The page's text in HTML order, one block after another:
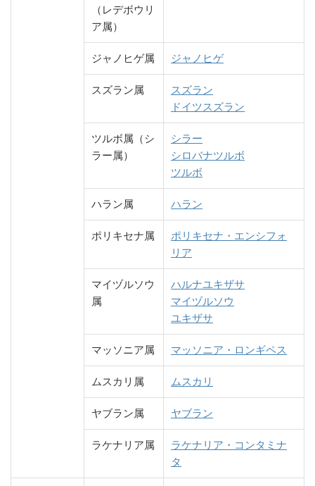
（レデボウリ
ア属）
ジャノヒゲ属 ジャノヒゲ
スズラン属
スズラン
ドイツスズラン
ツルボ属（シ
ラー属）
シラー
シロバナツルボ
ツルボ
ハラン属 ハラン
ポリキセナ属
ポリキセナ・エンシフォ
リア
マイヅルソウ
属
ハルナユキザサ
マイヅルソウ
ユキザサ
マッソニア属 マッソニア・ロンギペス
ムスカリ属 ムスカリ
ヤブラン属 ヤブラン
ラケナリア属
ラケナリア・コンタミナ
タ